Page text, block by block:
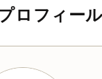
ロフィール